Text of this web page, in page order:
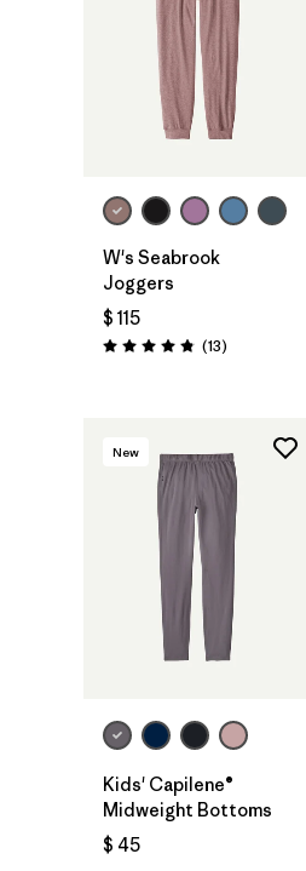
W's Seabrook
Joggers
$ 115
Valoración: 4.8 / 5
(13Comentarios
)
New
Kids' Capilene®
Midweight Bottoms
$ 45